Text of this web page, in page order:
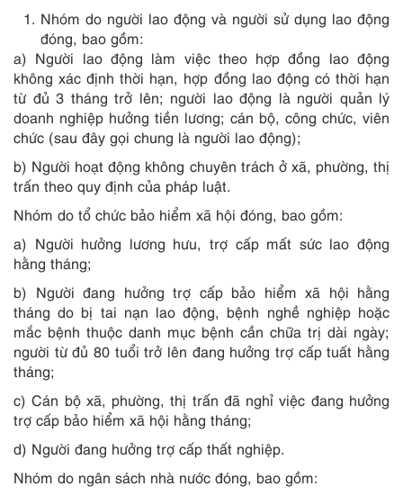
Nhóm do người lao động và người sử dụng lao động
đóng, bao gồm:
a) Người lao động làm việc theo hợp đồng lao động
không xác định thời hạn, hợp đồng lao động có thời hạn
từ đủ 3 tháng trở lên; người lao động là người quản lý
doanh nghiệp hưởng tiền lương; cán bộ, công chức, viên
chức (sau đây gọi chung là người lao động);
b) Người hoạt động không chuyên trách ở xã, phường, thị
trấn theo quy định của pháp luật.
Nhóm do tổ chức bảo hiểm xã hội đóng, bao gồm:
a) Người hưởng lương hưu, trợ cấp mất sức lao động
hằng tháng;
b) Người đang hưởng trợ cấp bảo hiểm xã hội hằng
tháng do bị tai nạn lao động, bệnh nghề nghiệp hoặc
mắc bệnh thuộc danh mục bệnh cần chữa trị dài ngày;
người từ đủ 80 tuổi trở lên đang hưởng trợ cấp tuất hằng
tháng;
c) Cán bộ xã, phường, thị trấn đã nghỉ việc đang hưởng
trợ cấp bảo hiểm xã hội hằng tháng;
d) Người đang hưởng trợ cấp thất nghiệp.
Nhóm do ngân sách nhà nước đóng, bao gồm: